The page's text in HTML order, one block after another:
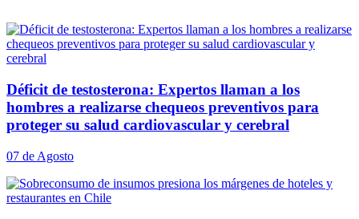
Déficit de testosterona: Expertos llaman a los
hombres a realizarse chequeos preventivos para
proteger su salud cardiovascular y cerebral
07 de Agosto